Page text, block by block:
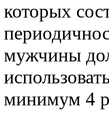
которых
мужчины
минимум 4